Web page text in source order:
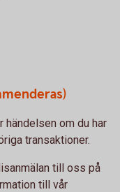
händelsen om du har
transaktioner.
till oss på
till vår